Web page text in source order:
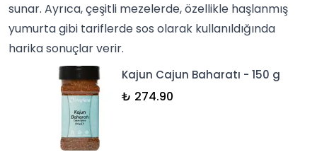
sunar. Ayrıca, çeşitli mezelerde, özellikle haşlanmış
yumurta gibi tariflerdesos olarak kullanıldığında
harika sonuçlar verir.
Kajun Cajun Baharatı - 150 g
₺ 274.90